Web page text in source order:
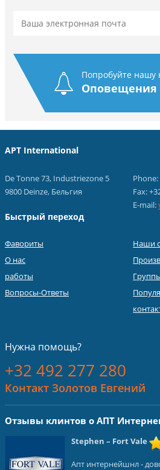
Попробуйте нашу
Оповещения
APT International
De Tonne 73, Industriezone 5
9800 Deinze, Бельгия
Phone:
Fax:
E-mail:
Быстрый переход
Фавориты
О нас
работы
Вопросы-Ответы
Наши
Нужна помощь?
+32 492 277 280
Контакт Золотов Евгений
Отзывы клинтов о АПТ
Stephen – Fort Vale
Апт интернейшнл -